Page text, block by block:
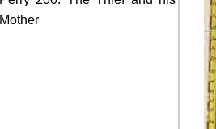
Mother